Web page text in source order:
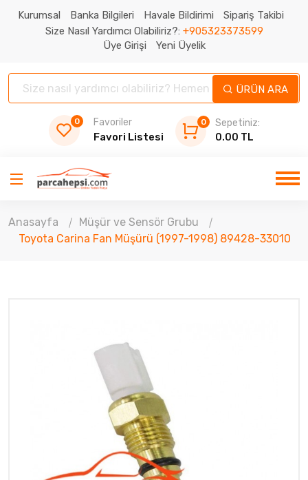
Kurumsal Banka Bilgileri Havale Bildirimi
Sipariş Takibi
Size Nasıl Yardımcı Olabiliriz?: +905323373599
Üye Girişi
Yeni Üyelik
ÜRÜN ARA
0 Favoriler
Favori Listesi
0
Sepetiniz:
0.00 TL
Anasayfa
Müşür ve Sensör Grubu
Toyota Carina Fan Müşürü (1997-1998) 89428-33010